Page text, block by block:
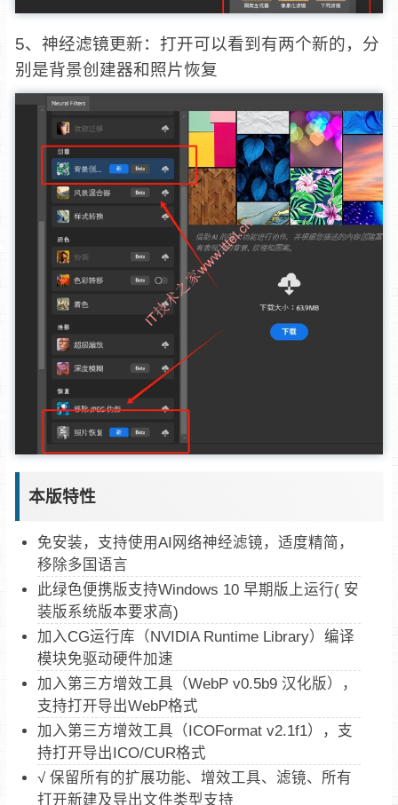
5、神经滤镜更新：打开可以看到有两个新的，分
别是背景创建器和照片恢复
本版特性
免安装，支持使用AI网络神经滤镜，适度精简，
移除多国语言
此绿色便携版支持Windows 10 早期版上运行( 安
装版系统版本要求高)
加入CG运行库（NVIDIA Runtime Library）编译
模块免驱动硬件加速
加入第三方增效工具（WebP v0.5b9 汉化版），
支持打开导出WebP格式
加入第三方增效工具（ICOFormat v2.1f1），支
持打开导出ICO/CUR格式
√ 保留所有的扩展功能、增效工具、滤镜、所有
打开新建及导出文件类型支持